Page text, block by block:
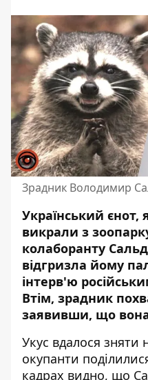
Зрадник Володимир
Український єнот,
викрали з
колаборанту
відгризла йому
інтерв'ю
Втім, зрадник
заявивши, що
Укус вдалося зняти
окупанти
кадрах видно, що